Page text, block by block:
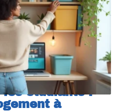
les étudiants :
à